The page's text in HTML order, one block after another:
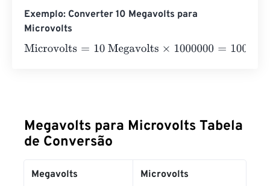
Exemplo: Converter 10 Megavolts para
Microvolts
Microvolts=10 Megavolts×1000000=10000000
Megavolts para Microvolts Tabela
de Conversão
Megavolts Microvolts